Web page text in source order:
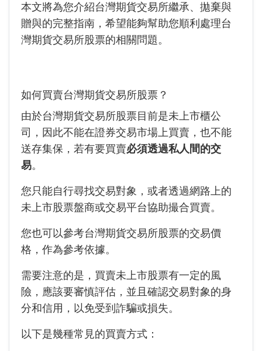
本文將為您介紹台灣期貨交易所繼承、拋棄與
贈與的完整指南，希望能夠幫助您順利處理台
灣期貨交易所股票的相關問題。
如何買賣台灣期貨交易所股票？
由於台灣期貨交易所股票目前是未上市櫃公
司，因此不能在證券交易市場上買賣，也不能
送存集保，若有要買賣必須透過私人間的交
易。
您只能自行尋找交易對象，或者透過網路上的
未上市股票盤商或交易平台協助撮合買賣。
您也可以參考台灣期貨交易所股票的交易價
格，作為參考依據。
需要注意的是，買賣未上市股票有一定的風
險，應該要審慎評估，並且確認交易對象的身
分和信用，以免受到詐騙或損失。
以下是幾種常見的買賣方式：